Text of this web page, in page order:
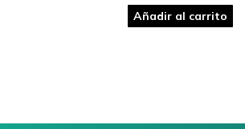
Añadir al carrito